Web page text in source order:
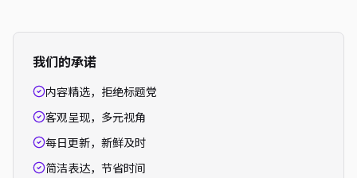
我们的承诺
内容精选，拒绝标题党
客观呈现，多元视角
每日更新，新鲜及时
简洁表达，节省时间